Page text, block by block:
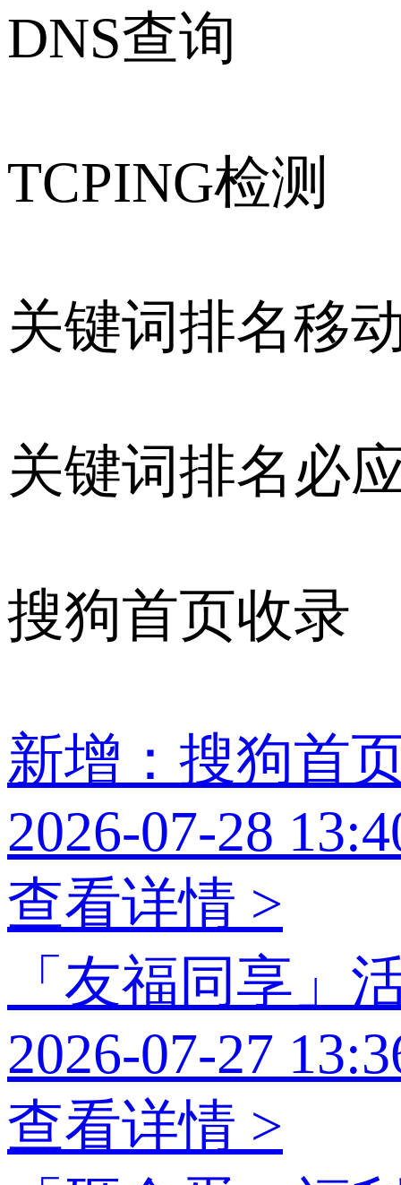
DNS查询
TCPING检测
关键词排名移
关键词排名必
搜狗首页收录
新增：搜狗首
2026-07-28
查看详情 >
「友福同享」
2026-07-27
查看详情 >